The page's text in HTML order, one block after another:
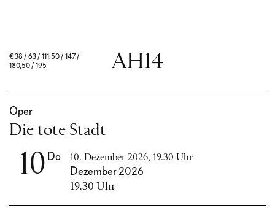
€38 / 63 / 111,50 / 147 /
180,50 / 195
AH14
10 Do 10. Dezember 2026, 19.30 Uhr
Dezember 2026
19.30 Uhr
Die tote Stadt
Oper